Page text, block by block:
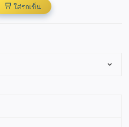
ใส่รถเข็น